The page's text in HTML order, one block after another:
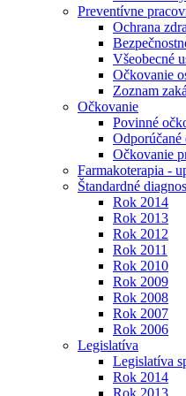
Preventívne
Ochrana
Všeobecné
Očkovanie
Zoznam
Očkovanie
Povinné
Odporúčané
Očkovanie
Farmakoterapia -
Štandardné
Rok 2014
Rok 2013
Rok 2012
Rok 2011
Rok 2010
Rok 2009
Rok 2008
Rok 2007
Rok 2006
Legislatíva
Legislatíva
Rok 2014
Rok 2013